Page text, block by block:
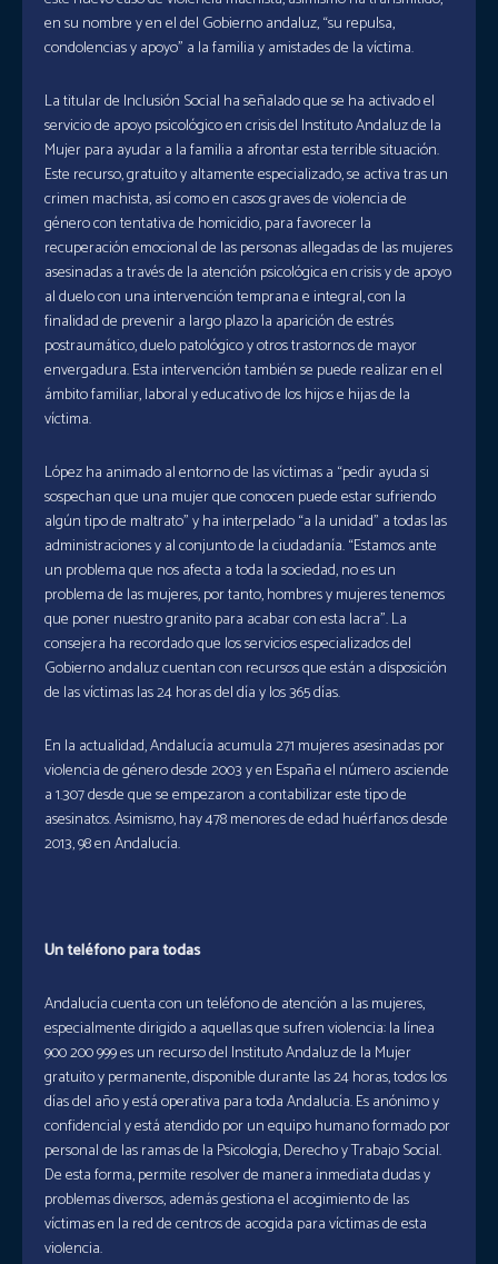
en su nombre y en el del Gobierno andaluz, “su repulsa,
condolencias y apoyo” a la familia y amistades de la víctima.
La titular de Inclusión Social ha señalado que se ha activado el
servicio de apoyo psicológico en crisis del Instituto Andaluz de la
Mujer para ayudar a la familia a afrontar esta terrible situación.
Este recurso, gratuito y altamente especializado, se activa tras un
crimen machista, así como en casos graves de violencia de
género con tentativa de homicidio, para favorecer la
recuperación emocional de las personas allegadas de las mujeres
asesinadas a través de la atención psicológica en crisis y de apoyo
al duelo con una intervención temprana e integral, con la
finalidad de prevenir a largo plazo la aparición de estrés
postraumático, duelo patológico y otros trastornos de mayor
envergadura. Esta intervención también se puede realizar en el
ámbito familiar, laboral y educativo de los hijos e hijas de la
víctima.
López ha animado al entorno de las víctimas a “pedir ayuda si
sospechan que una mujer que conocen puede estar sufriendo
algún tipo de maltrato” y ha interpelado “a la unidad” a todas las
administraciones y al conjunto de la ciudadanía. “Estamos ante
un problema que nos afecta a toda la sociedad, no es un
problema de las mujeres, por tanto, hombres y mujeres tenemos
que poner nuestro granito para acabar con esta lacra”. La
consejera ha recordado que los servicios especializados del
Gobierno andaluz cuentan con recursos que están a disposición
de las víctimas las 24 horas del día y los 365 días.
En la actualidad, Andalucía acumula 271 mujeres asesinadas por
violencia de género desde 2003 y en España el número asciende
a 1.307 desde que se empezaron a contabilizar este tipo de
asesinatos. Asimismo, hay 478 menores de edad huérfanos desde
2013, 98 en Andalucía.
Un teléfono para todas
Andalucía cuenta con un teléfono de atención a las mujeres,
especialmente dirigido a aquellas que sufren violencia: la línea
900 200 999 es un recurso del Instituto Andaluz de la Mujer
gratuito y permanente, disponible durante las 24 horas, todos los
días del año y está operativa para toda Andalucía. Es anónimo y
confidencial y está atendido por un equipo humano formado por
personal de las ramas de la Psicología, Derecho y Trabajo Social.
De esta forma, permite resolver de manera inmediata dudas y
problemas diversos, además gestiona el acogimiento de las
víctimas en la red de centros de acogida para víctimas de esta
violencia.